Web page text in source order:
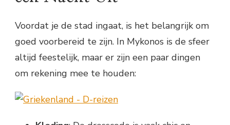
Voordat je de stad ingaat, is het belangrijk om
goed voorbereid te zijn. In Mykonos is de sfeer
altijd feestelijk, maar er zijn een paar dingen
om rekening mee te houden: